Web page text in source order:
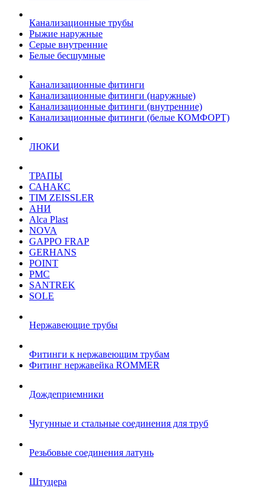
Канализационные трубы
Рыжие наружные
Серые внутренние
Белые бесшумные
Канализационные фитинги
Канализационные фитинги (наружные)
Канализационные фитинги (внутренние)
Канализационные фитинги (белые КОМФОРТ)
ЛЮКИ
ТРАПЫ
САНАКС
TIM ZEISSLER
АНИ
Alca Plast
NOVA
GAPPO FRAP
GERHANS
POINT
РМС
SANTREK
SOLE
Нержавеющие трубы
Фитинги к нержавеющим трубам
Фитинг нержавейка ROMMER
Дождеприемники
Чугунные и стальные соединения для труб
Резьбовые соединения латунь
Штуцера